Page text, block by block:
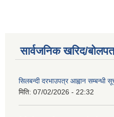
सार्वजनिक खरिद/
सिलबन्दी दरभाउपत्र आह्वान सम्बन्धी
मिति: 07/02/2026 - 22:32